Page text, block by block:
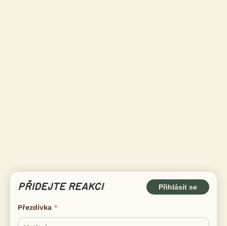
PŘIDEJTE REAKCI Přihlásit se
Přezdívka